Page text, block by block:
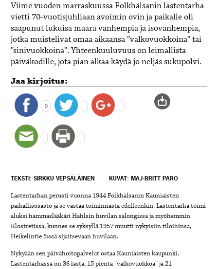
Viime vuoden marraskuussa Folkhälsanin lastentarha
vietti 70-vuotisjuhliaan avoimin ovin ja paikalle oli
saapunut lukuisa määrä vanhempia ja isovanhempia,
jotka muistelivat omaa aikaansa ”valkovuokkoina” tai
”sinivuokkoina”. Yhteenkuuluvuus on leimallista
päiväkodille, jota pian alkaa käydä jo neljäs sukupolvi.
Jaa kirjoitus:
0
TEKSTI: SIRKKU VEPSÄLÄINEN KUVAT: MAJ-BRITT PARO
Lastentarhan perusti vuonna 1944 Folkhälsanin Kauniaisten
paikallisosasto ja se vastaa toiminnasta edelleenkin. Lastentarha toimi
aluksi hammaslääkäri Hahlsin huvilan salongissa ja myöhemmin
Klostretissa, kunnes se syksyllä 1957 muutti nykyisiin tiloihinsa,
Heikelintie 5:ssä sijaitsevaan huvilaan.
Nykyään sen päivähoitopalvelut ostaa Kauniaisten kaupunki.
Lastentarhassa on 36 lasta, 15 pientä ”valkovuokkoa” ja 21